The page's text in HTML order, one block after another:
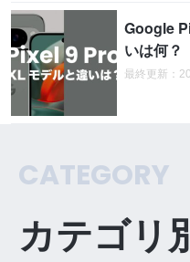
Google
いは何？
最終更新：
CATEGORY
カテゴリ